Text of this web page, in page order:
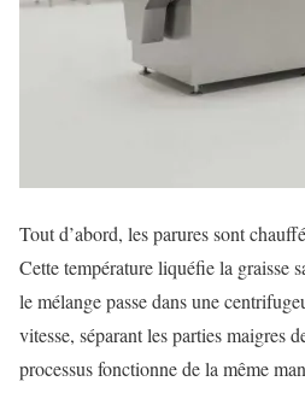
Tout d’abord, les parures sont
Cette température liquéfie la graisse
le mélange passe dans une
vitesse, séparant les parties maigres
processus fonctionne de la même